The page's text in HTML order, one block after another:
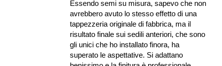
Essendo semi su misura, sapevo che non
avrebbero avuto lo stesso effetto di una
tappezzeria originale di fabbrica, ma il
risultato finale sui sedili anteriori, che sono
gli unici che ho installato finora, ha
superato le aspettative. Si adattano